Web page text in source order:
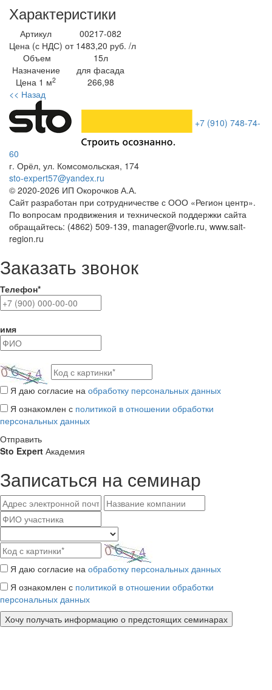
Характеристики
Артикул
00217-082
Цена (с НДС) от 1483,20 руб. /л
Объем
15л
Назначение
для фасада
Цена 1 м2
266,98
<< Назад
+7 (910) 748-74-
60
г. Орёл, ул. Комсомольская, 174
sto-expert57@yandex.ru
© 2020-2026 ИП Окорочков А.А.
Сайт разработан при сотрудничестве с ООО «Регион центр».
По вопросам продвижения и технической поддержки сайта
обращайтесь: (4862) 509-139, manager@vorle.ru, www.sait-
region.ru
Заказать звонок
Телефон*
имя
Я даю согласие на обработку персональных данных
Я ознакомлен с политикой в отношении обработки
персональных данных
Отправить
Sto Expert Академия
Записаться на семинар
Я даю согласие на обработку персональных данных
Я ознакомлен с политикой в отношении обработки
персональных данных
Хочу получать информацию о предстоящих семинарах